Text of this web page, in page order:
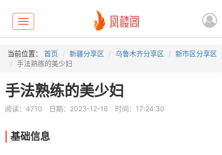
Toggle
navigation
当前位置： 首页 新疆分享区 乌鲁木齐分享区
新市区分享区
手法熟练的美少妇
手法熟练的美少妇
阅读：4710 日期：2023-12-16 时间：17:24:30
基础信息